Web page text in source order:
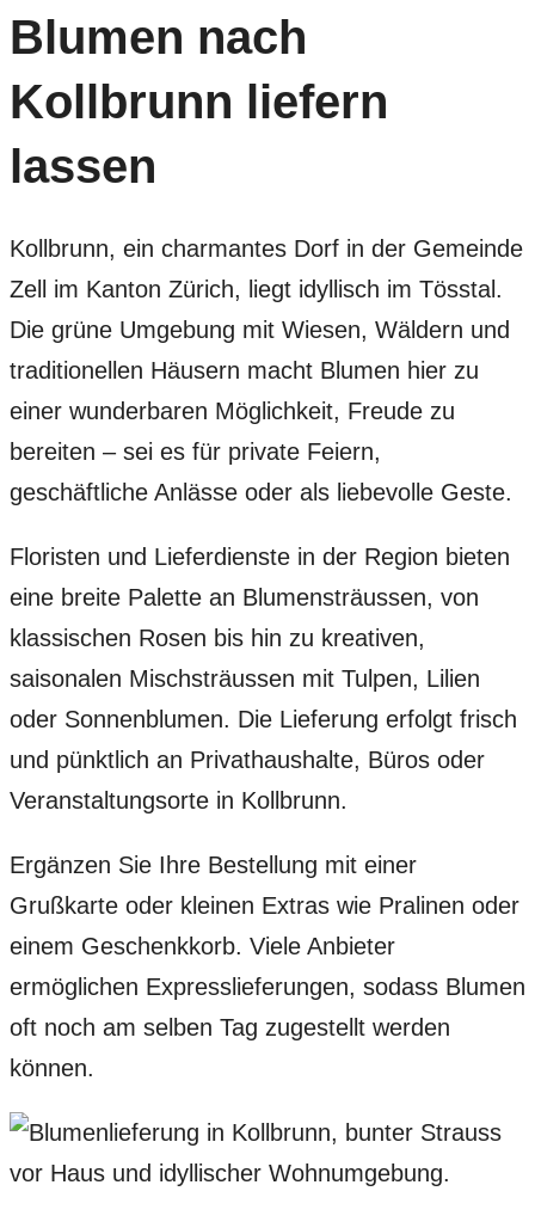
Blumen nach
Kollbrunn liefern
lassen
Kollbrunn, ein charmantes Dorf in der Gemeinde
Zell im Kanton Zürich, liegt idyllisch im Tösstal.
Die grüne Umgebung mit Wiesen, Wäldern und
traditionellen Häusern macht Blumen hier zu
einer wunderbaren Möglichkeit, Freude zu
bereiten – sei es für private Feiern,
geschäftliche Anlässe oder als liebevolle Geste.
Floristen und Lieferdienste in der Region bieten
eine breite Palette an Blumensträussen, von
klassischen Rosen bis hin zu kreativen,
saisonalen Mischsträussen mit Tulpen, Lilien
oder Sonnenblumen. Die Lieferung erfolgt frisch
und pünktlich an Privathaushalte, Büros oder
Veranstaltungsorte in Kollbrunn.
Ergänzen Sie Ihre Bestellung mit einer
Grußkarte oder kleinen Extras wie Pralinen oder
einem Geschenkkorb. Viele Anbieter
ermöglichen Expresslieferungen, sodass Blumen
oft noch am selben Tag zugestellt werden
können.